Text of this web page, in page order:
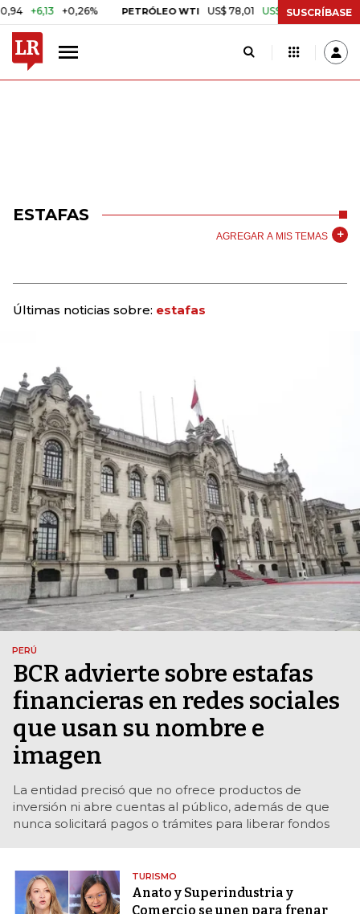
+0,26% PETRÓLEO WTI US$ 78,01 US$ 2,92 +3,89%
SUSCRÍBASE
ESTAFAS
AGREGAR A MIS TEMAS
Últimas noticias sobre: estafas
PERÚ
BCR advierte sobre estafas
financieras en redes sociales
que usan su nombre e
imagen
La entidad precisó que no ofrece productos de
inversión ni abre cuentas al público, además de que
nunca solicitará pagos o trámites para liberar fondos
TURISMO
Anato y Superindustria y
Comercio se unen para frenar